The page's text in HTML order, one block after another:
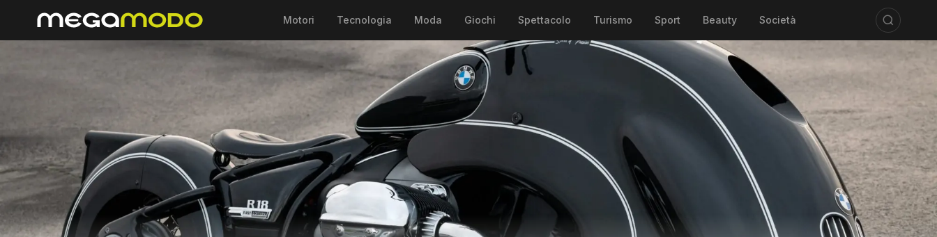
Motori Tecnologia Moda Giochi Spettacolo Turismo Sport Beauty Società